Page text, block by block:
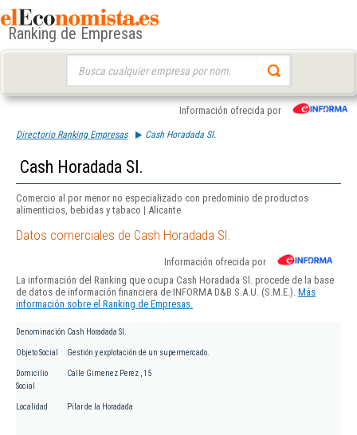
Ranking de Empresas
Información ofrecida por
Directorio Ranking Empresas Cash Horadada Sl.
Cash Horadada Sl.
Comercio al por menor no especializado con predominio de productos
alimenticios, bebidas y tabaco | Alicante
Datos comerciales de Cash Horadada Sl.
Información ofrecida por
La información del Ranking que ocupa Cash Horadada Sl. procede de la base
de datos de información financiera de INFORMA D&B S.A.U. (S.M.E.). Más
información sobre el Ranking de Empresas.
Denominación Cash Horadada Sl.
Objeto Social Gestión y explotación de un supermercado.
Domicilio
Social
Calle Gimenez Perez , 15
Localidad Pilar de la Horadada